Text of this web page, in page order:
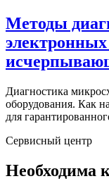
Методы
Диагностика
оборудования. Как
для
Сервисный центр
Необходима